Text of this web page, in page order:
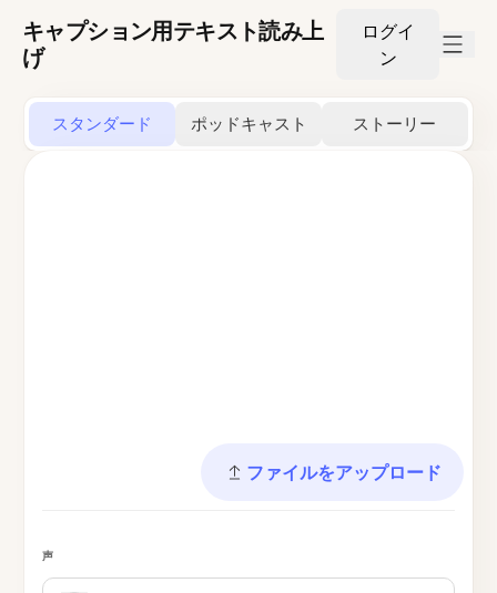
キャプション用テキスト読み上
げ
ログイ
ン
スタンダード ポッドキャスト ストーリー
ファイルをアップロード
声